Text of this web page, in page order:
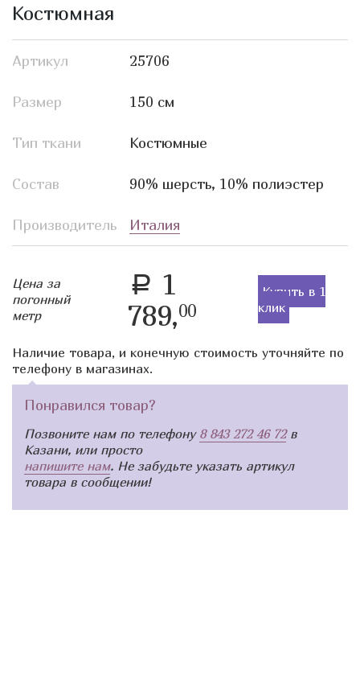
Костюмная
Артикул 25706
Размер 150 см
Тип ткани Костюмные
Состав 90% шерсть, 10% полиэстер
Производитель Италия
Цена за
погонный
метр
a
1
789,00
Купить в 1
клик
Наличие товара, и конечную стоимость уточняйте по
телефону в магазинах.
Понравился товар?
Позвоните нам по телефону 8 843 272 46 72в
Казани, или просто
напишите нам. Не забудьте указать артикул
товара в сообщении!